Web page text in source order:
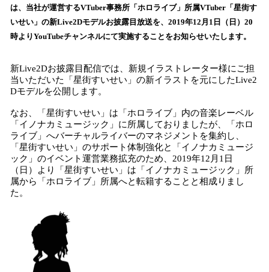
数
を
読
み
中
で
す
は、当社が運営するVTuber事務所「ホロライブ」所属VTuber「星街す
いせい」の新Live2Dモデルお披露目放送を、2019年12月1日（日）20
時よりYouTubeチャンネルにて実施することをお知らせいたします。
新Live2Dお披露目配信では、新規イラストレーター様にご担
当いただいた「星街すいせい」の新イラストを元にしたLive2
Dモデルを公開します。
なお、「星街すいせい」は「ホロライブ」内の音楽レーベル
「イノナカミュージック」に所属しておりましたが、「ホロ
ライブ」へバーチャルライバーのマネジメントを集約し、
「星街すいせい」のサポート体制強化と「イノナカミュージ
ック」のイベント運営業務拡充のため、2019年12月1日
（日）より「星街すいせい」は「イノナカミュージック」所
属から「ホロライブ」所属へと転籍することと相成りまし
た。